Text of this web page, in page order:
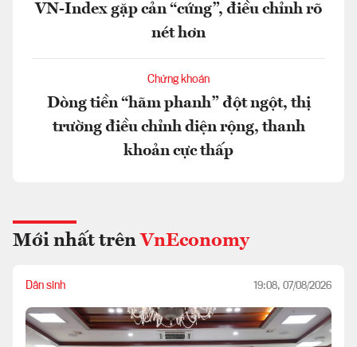
VN-Index gặp cản “cứng”, điều chỉnh rõ
nét hơn
Chứng khoán
Dòng tiền “hãm phanh” đột ngột, thị
trường điều chỉnh diện rộng, thanh
khoản cực thấp
Mới nhất trên VnEconomy
Dân sinh 19:08, 07/08/2026